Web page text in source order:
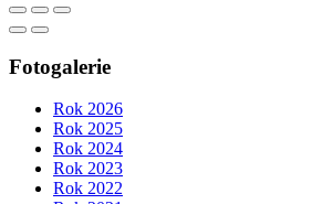
Fotogalerie
Rok 2026
Rok 2025
Rok 2024
Rok 2023
Rok 2022